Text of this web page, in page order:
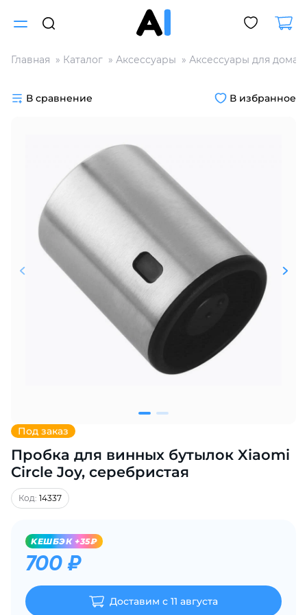
Главная Каталог Аксессуары Аксессуары для дома
Под заказ
Пробка для винных бутылок Xiaomi
Circle Joy, серебристая
Код: 14337
KЕШБЭК +35₽
700 ₽
Доставим с 11 августа
В сравнение В избранное
Разбейте
без переплат
График платежей
Сегодня
25
Добавляйте товары
% картой любого банка
Получайте товар
выбранный способом
списываться
по25%каждые 2 недели
Подробнее